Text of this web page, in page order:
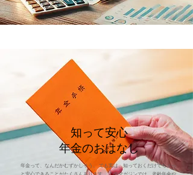
知って安心
年金のおはなし
年金って、なんだかむずかしそう。 でも実は、知っておくだけでちょっ